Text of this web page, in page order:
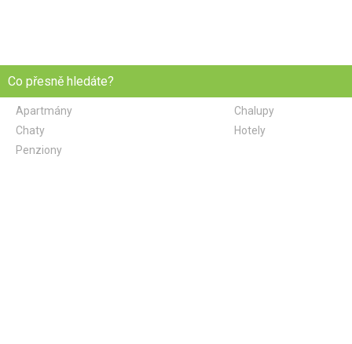
Co přesně hledáte?
Apartmány
Chalupy
Chaty
Hotely
Penziony